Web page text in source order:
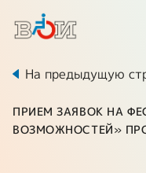
На предыдущую
ПРИЕМ ЗАЯВОК НА
ВОЗМОЖНОСТЕЙ»